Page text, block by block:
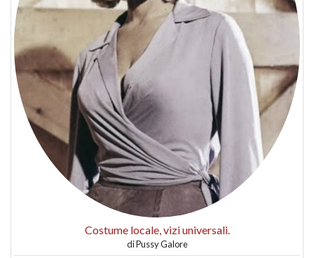
Costume locale, vizi universali.
diPussy Galore